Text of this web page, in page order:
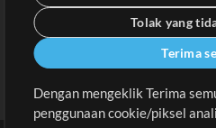
Tolak yang
Terima
Dengan mengeklik Terima
penggunaan cookie/piksel